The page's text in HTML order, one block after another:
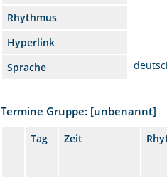
Rhythmus
Hyperlink
Sprache
Termine Gruppe: [unbenannt]
Tag Zeit